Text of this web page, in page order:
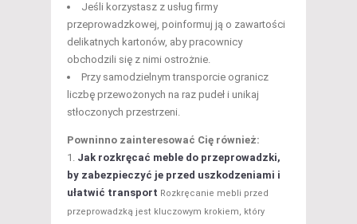
Jeśli korzystasz z usług firmy
przeprowadzkowej, poinformuj ją o zawartości
delikatnych kartonów, aby pracownicy
obchodzili się z nimi ostrożnie.
Przy samodzielnym transporcie ogranicz
liczbę przewożonych na raz pudeł i unikaj
stłoczonych przestrzeni.
Powninno zainteresować Cię również:
Jak rozkręcać meble do przeprowadzki,
by zabezpieczyć je przed uszkodzeniami i
ułatwić transport Rozkręcanie mebli przed
przeprowadzką jest kluczowym krokiem, który